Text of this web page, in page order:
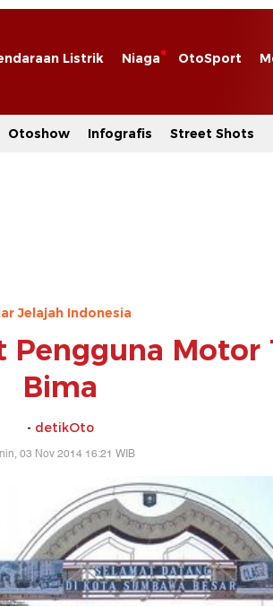
Listrik Niaga OtoSport
Otoshow Infografis Street Shots
Jelajah Indonesia
Pengguna Motor
Bima
- detikOto
03 Nov 2014 16:21 WIB